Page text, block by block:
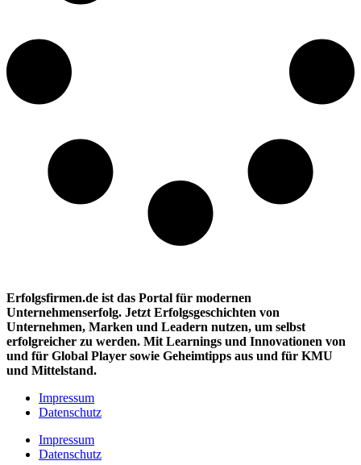
Erfolgsfirmen.de ist das Portal für modernen
Unternehmenserfolg. Jetzt Erfolgsgeschichten von
Unternehmen, Marken und Leadern nutzen, um selbst
erfolgreicher zu werden. Mit Learnings und Innovationen von
und für Global Player sowie Geheimtipps aus und für KMU
und Mittelstand.
Impressum
Datenschutz
Impressum
Datenschutz